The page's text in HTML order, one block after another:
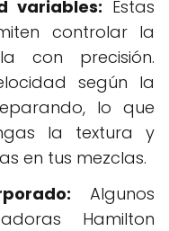
variables: Estas
controlar la
con precisión.
según la
lo que
la textura y
en tus mezclas.
Algunos
Hamilton